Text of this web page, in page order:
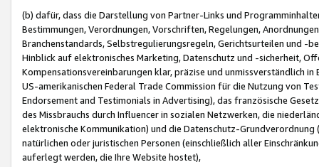
(b) dafür, dass die Darstellung von Partner-Links und
Bestimmungen, Verordnungen, Vorschriften, Regelungen,
Branchenstandards, Selbstregulierungsregeln, Gerichtsurteilen und -
Hinblick auf elektronisches Marketing, Datenschutz und -sicherheit,
Kompensationsvereinbarungen klar, präzise und unmissverständlich
US-amerikanischen Federal Trade Commission für die Nutzung von
Endorsement and Testimonials in Advertising), das französische
des Missbrauchs durch Influencer in sozialen Netzwerken, die
elektronische Kommunikation) und die Datenschutz-
natürlichen oder juristischen Personen (einschließlich aller
auferlegt werden, die Ihre Website hostet),